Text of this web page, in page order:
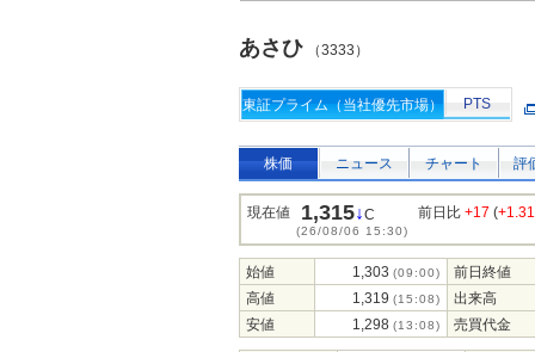
あさひ （3333）
東証プライム（当社優先市場） PTS
株価 ニュース チャート 評
現在値 1,315↓C
(26/08/06 15:30)
前日比 +17 (
始値 1,303 (09:00)
前日終値
高値
1,319 (15:08)
出来高
安値
1,298 (13:08) 売買代金